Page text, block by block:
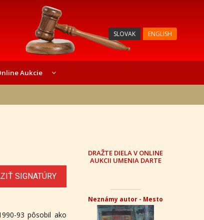
SLOVAK ENGLISH
Aukcie
SIGNATÚRY
93 pôsobil ako
DRAŽTE DIELA V ONLINE
AUKCII UMENIA DARTE
Neznámy autor - Mesto